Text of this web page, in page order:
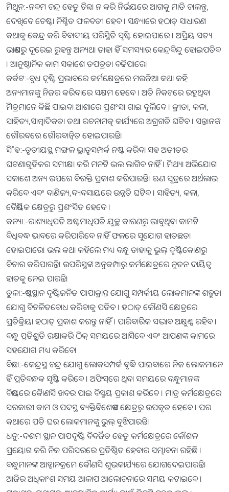
ମିଥୁନ:-ନବମ ଚନ୍ଦ୍ର ହେତୁ ଚିନ୍ତା ନ କରି ନିର୍ଭୟରେ ଆଗକୁ ମାଡି ଚାଲନ୍ତୁ,
ଦେଖିବେ ଚେଷ୍ଟା ନିଶ୍ଚିତ ଫଳବତୀ ହେବ । ସନ୍ଧ୍ୟାରେ ହଠାତ୍‌ ସାଧାରଣ
କଥାକୁ କେନ୍ଦ୍ର କରି ବିବାଦୀୟ ପରିସ୍ଥିତି ସୃଷ୍ଟି ହୋଇପାରେ । ଅପ୍ରିୟ ସତ୍ୟ
ଭାଷଣରୁ ଦୂରେଇ ରୁହନ୍ତୁ ଅନ୍ୟଥା ତାହା ହିଁ ସମସ୍ୟାର କେନ୍ଦ୍ରବିନ୍ଦୁ ହୋଇପଡିବ
। ଆନୁଷ୍ଠାନିକ କାମ ସକାଶେ ତପତ୍ରତା ବଢିପାରେ।
କର୍କଟ:-ବୁଧ ଦୃଷ୍ଟି ପ୍ରଭାବରେ କର୍ମକ୍ଷେତ୍ରରେ ମଉଜିଆ କଥା କହି
ଅନ୍ୟମାନଙ୍କୁ ନିଜର କରିବାରେ ସକ୍ଷମ ହେବେ । ଅତି ନିକଟରେ ରହୁଥିବା
ମିତ୍ରମାନେ କିଛି ପାଇବା ଆଶାରେ ପ୍ରଶଂସା ଗାଇ ବୁଲିବେ । କ୍ରୀଡା, କଳା,
ସାହିତ୍ୟ,ସାମ୍ବାଦିକତା ତଥା ରଚନାମତ୍କ କାର୍ଯ୍ୟରେ ଅଗ୍ରଗତି ଘଟିବ । ସନ୍ତାନଙ୍କ
ଗୌରବରେ ଗୌରବାନ୍ବିତ ହୋଇପାରନ୍ତି।
ସି˚ହ:-ତୃତୀୟସ୍ଥ ମଙ୍ଗଳ ଭ୍ରାତୃସମ୍ପର୍କ ନଷ୍ଟ କରିବା ସହ ଅତୀତର
ଘଟଣାଗୁଡିକର ସମୀକ୍ଷା କରି ମନଟି ଭଲ ଲାଗିବ ନାହିଁ । ମିଥ୍ୟା ଅଭିଯୋଗ
ସକାଶେ ଅନ୍ୟ ଉପରେ ବିରକ୍ତି ପ୍ରକାଶ କରିପାରନ୍ତି। ଋଣ ସୂତ୍ରରେ ଅର୍ଥଲାଭ
କରିବେ ଏବଂ ବାଣିଜ୍ୟ,ବ୍ୟବସାୟରେ ଉନ୍ନତି ଘଟିବ । ସାହିତ୍ୟ, କଳା,
ବୈଷୟିକ କ୍ଷେତ୍ରରୁ ପ୍ରଶଂସିତ ହେବେ ।
କନ୍ୟା:-ରାଶ୍ୟାଧିପତି ଅଷ୍ଟମାଧିପତି ଯୁଚ୍ଛ କାରଣରୁ ଭାବୁଥିବା କାମଟି
ବିଧିବଦ୍ଧ ଭାବରେ କରିପାରିବେ ନାହିଁ ଫଳରେ ସୁଯୋଗ ହାତଛଡା
ହୋଇପାରେ। ଭଲ କଥା କହିଲେ ମଧ୍ୟ ବନ୍ଧୁ ତାହାକୁ ଭୁଲ୍‌ ଦୃଷ୍ଟିକୋଣରୁ
ବିଚାର କରିପାରନ୍ତି। ଉପରିସ୍ଥଙ୍କ ଅନୁକମ୍ପାରୁ କର୍ମକ୍ଷେତ୍ରରେ ନୂତନ ଦାୟିତ୍ୱ
ହାତକୁ ନେଇ ପାରନ୍ତି।
ତୁଳା:-ଷଷ୍ଠସ୍ଥାନ ଦୃଷ୍ଟିଜନିତ ପାପାକ୍ରାନ୍ତ ଯୋଗୁ ସମ୍ପର୍କୀୟ ଲୋକମାନଙ୍କ ଶତ୍ରୁତା
ଯୋଗୁ ବିଚଳିତବୋଧ କରିବାକୁ ପଡିବ । ହଠାତ୍‌ କୌଣସି କ୍ଷେତ୍ରରେ
ପ୍ରତିକ୍ରିୟା ହଠାତ୍‌ ପ୍ରକାଶ କରନ୍ତୁ ନାହିଁ । ପାରିବାରିିକ ସଦ୍ଭାବ ଅକ୍ଷୁଣ୍ଣ ରହିବ ।
ବନ୍ଧୁ ପ୍ରତିଶ୍ରୁତି ରକ୍ଷାକରି ଠିକ୍‌ ସମୟରେ ଆସିବେ ଏବଂ ଆପଣଙ୍କ କାମରେ
ସହଯୋଗ ମଧ୍ୟ କରିବେ।
ବିଛା:-କେନ୍ଦ୍ରସ୍ଥ ଚନ୍ଦ୍ର ଯୋଗୁ ଲୋକସମ୍ପର୍କ ବୃଦ୍ଧି ପାଇବାରେ ନିଜ ଲୋକମାନେ
ହିଁ ପ୍ରତିବନ୍ଧକ ସୃଷ୍ଟି କରିବେ । ଅଫିସ୍‌ରେ ଥିବା ସମୟରେ ବନ୍ଧୁମାନଙ୍କ
ବିଷୟରେ କାୈଣସି ଖବର ପାଇ ବିସ୍ମୟ ପ୍ରକାଶ କରିବେ । ମାତ୍ର କର୍ମକ୍ଷେତ୍ରରେ
ସରକାରୀ କାମ ଓ ପଦସ୍ଥ ବ୍ୟକ୍ତିବିଶେଷଙ୍କ କ୍ଷେତ୍ରରୁ ଉପକୃତ ହେବେ । ପର
କଥାରେ ପଡି ଘର ଲୋକମାନଙ୍କୁ ଭୁଲ୍‌ ବୁଝିପାରନ୍ତି।
ଧନୁ:-ଦଶମ ସ୍ଥାନ ପାପଦୃଷ୍ଟି ବିବର୍ଜିତ ହେତୁ କର୍ମକ୍ଷେତ୍ରରେ କୌଶଳ
ପ୍ରୟୋଗ କରି ନିଜ ପରିସରରେ ପ୍ରତିଷ୍ଠିତ ହେବାର ସମ୍ଭାବନା ରହିଛି ।
ବନ୍ଧୁମାନଙ୍କ ଆହ୍ବାନକ୍ରମେ କୌଣସି ଶୁଭକାର୍ଯ୍ୟରେ ଯୋଗଦେଇପାରନ୍ତି।
ଆଜିର ଅଧିକାଂଶ ସମୟ ଆଳାପ ଆଲୋଚନାରେ ସମୟ କଟାଇବେ ।